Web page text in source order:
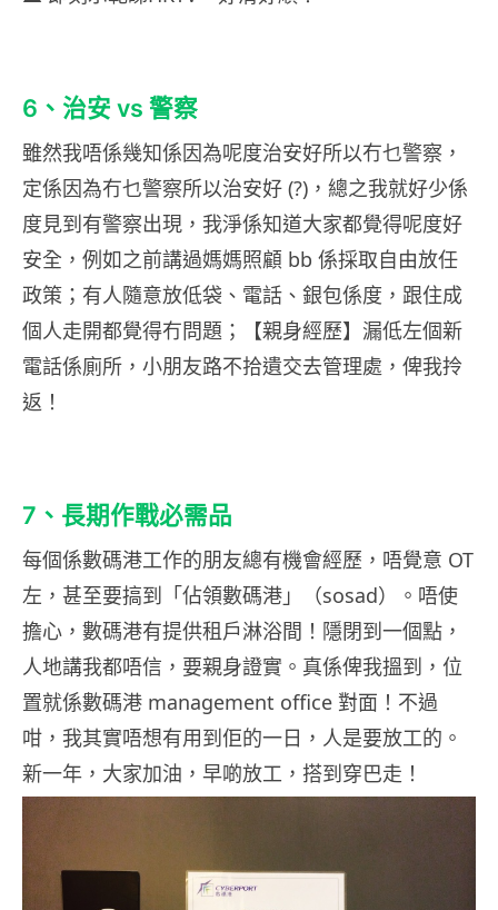
6、治安 vs 警察
雖然我唔係幾知係因為呢度治安好所以冇乜警察，
定係因為冇乜警察所以治安好 (?)，總之我就好少係
度見到有警察出現，我淨係知道大家都覺得呢度好
安全，例如之前講過媽媽照顧 bb 係採取自由放任
政策；有人隨意放低袋、電話、銀包係度，跟住成
個人走開都覺得冇問題；【親身經歷】漏低左個新
電話係廁所，小朋友路不拾遺交去管理處，俾我拎
返！
7、長期作戰必需品
每個係數碼港工作的朋友總有機會經歷，唔覺意 OT
左，甚至要搞到「佔領數碼港」（sosad）。唔使
擔心，數碼港有提供租戶淋浴間！隱閉到一個點，
人地講我都唔信，要親身證實。真係俾我搵到，位
置就係數碼港 management office 對面！不過
咁，我其實唔想有用到佢的一日，人是要放工的。
新一年，大家加油，早啲放工，搭到穿巴走！